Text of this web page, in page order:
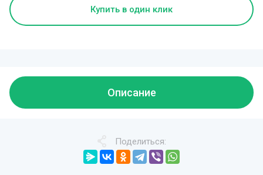
Купить в один клик
Описание
Поделиться: